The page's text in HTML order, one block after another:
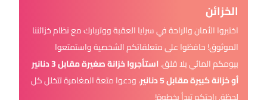
الخزائن
اختبروا الأمان والراحة في سرايا العقبة ووتربارك مع نظام خزائننا
الموثوق! حافظوا على متعلقاتكم الشخصية واستمتعوا
بيومكم المائي بلا قلق.
استأجروا خزانة صغيرة مقابل 3 دنانير
أو خزانة كبيرة مقابل 5 دنانير
، ودعوا متعة المغامرة تتخلل كل